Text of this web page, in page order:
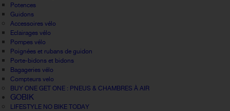
Potences
Guidons
Accessoires vélo
Eclairages vélo
Pompes vélo
Poignées et rubans de guidon
Porte-bidons et bidons
Bagageries vélo
Compteurs velo
BUY ONE GET ONE : PNEUS & CHAMBRES À AIR
GOBIK
LIFESTYLE NO BIKE TODAY